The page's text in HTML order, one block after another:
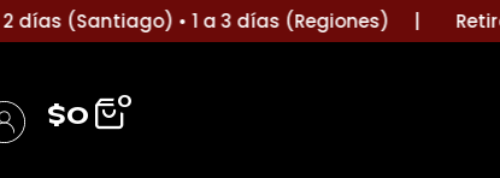
(Santiago) • 1 a 3 días (Regiones) | Retira
$0 0